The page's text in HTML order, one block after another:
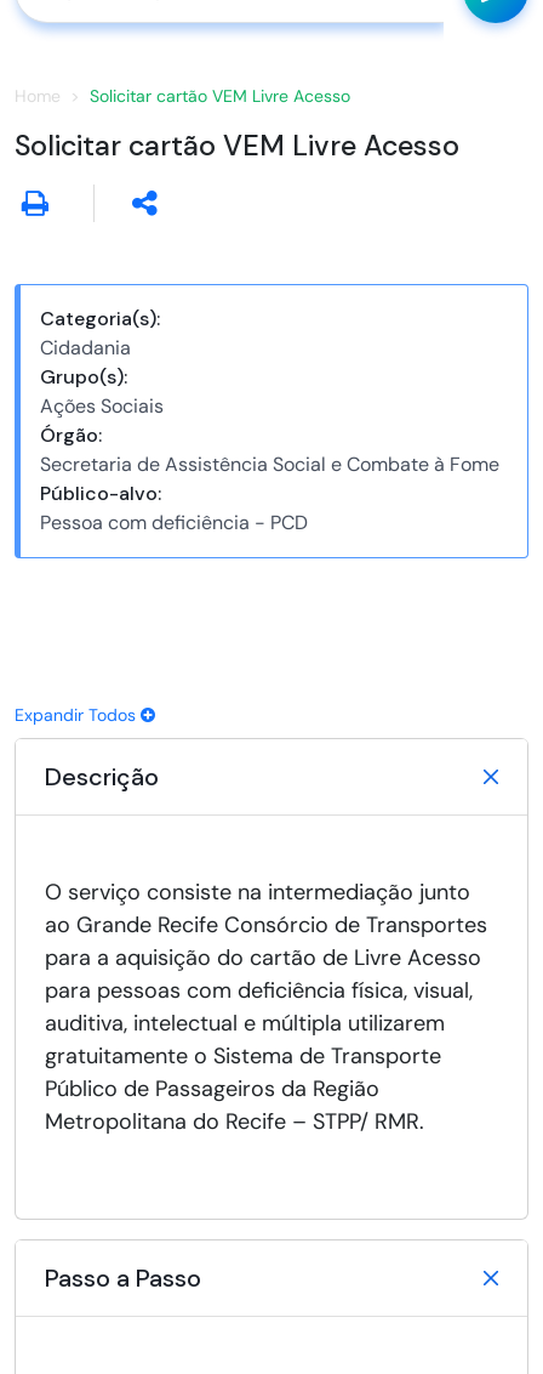
Home Solicitar cartão VEM Livre Acesso
Solicitar cartão VEM Livre Acesso
Categoria(s):
Cidadania
Grupo(s):
Ações Sociais
Órgão:
Secretaria de Assistência Social e Combate à Fome
Público-alvo:
Pessoa com deficiência - PCD
Expandir Todos
Descrição
O serviço consiste na intermediação junto
ao Grande Recife Consórcio de Transportes
para a aquisição do cartão de Livre Acesso
para pessoas com deficiência física, visual,
auditiva, intelectual e múltipla utilizarem
gratuitamente o Sistema de Transporte
Público de Passageiros da Região
Metropolitana do Recife – STPP/ RMR.
Passo a Passo